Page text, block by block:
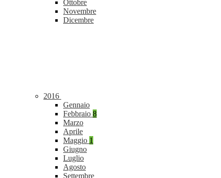
Ottobre
Novembre
Dicembre
2016
Gennaio
Febbraio 8
Marzo
Aprile
Maggio 1
Giugno
Luglio
Agosto
Settembre